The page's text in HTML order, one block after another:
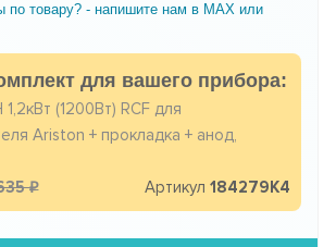
по товару? - напишите нам в MAX или
для вашего прибора:
(1200Вт) RCF для
Ariston + прокладка + анод,
Артикул 184279K4